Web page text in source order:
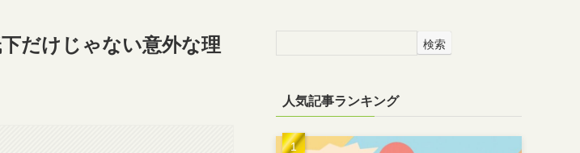
だけじゃない意外な理
検索
人気記事ランキング